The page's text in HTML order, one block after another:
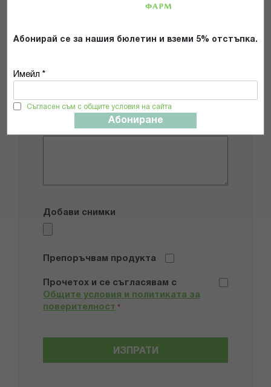
Абонирай се за нашия бюлетин и вземи 5% отстъпка.
Имейл *
Съгласен съм с общите условия на сайта
Абониране
star
stars
stars
stars
stars
Име
Добави снимки
Препоръчвам продукта
Прочетох и се съгласявам с
Общите условия и политиката за
поверителност *
ИЗПРАТИ